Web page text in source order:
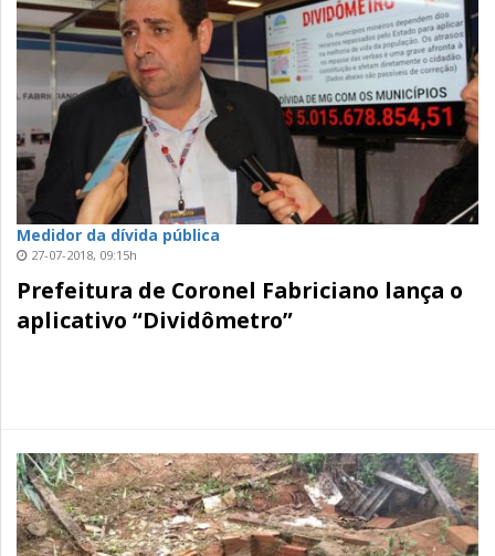
Medidor da dívida pública
27-07-2018, 09:15h
Prefeitura de Coronel Fabriciano lança o
aplicativo “Dividômetro”